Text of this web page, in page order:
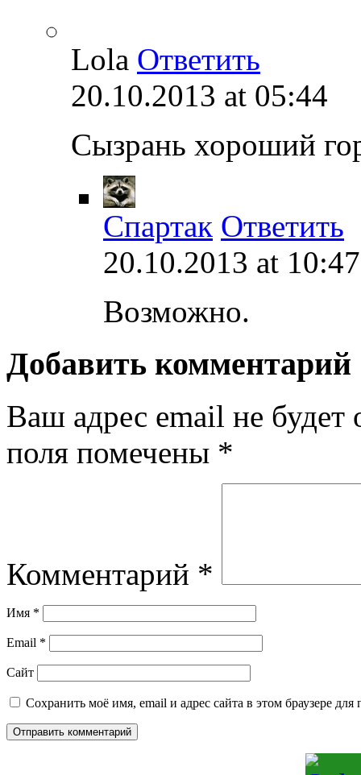
Lola Ответить
20.10.2013 at 05:44
Сызрань хороший
Спартак Ответить
20.10.2013 at 10:47
Возможно.
Добавить комментарий
Ваш адрес email не будет
поля помечены *
Комментарий *
Имя *
Email *
Сайт
Сохранить моё имя, email и адрес сайта в этом браузере